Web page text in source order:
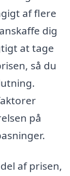
af flere
dig
at tage
så du
på
af prisen,